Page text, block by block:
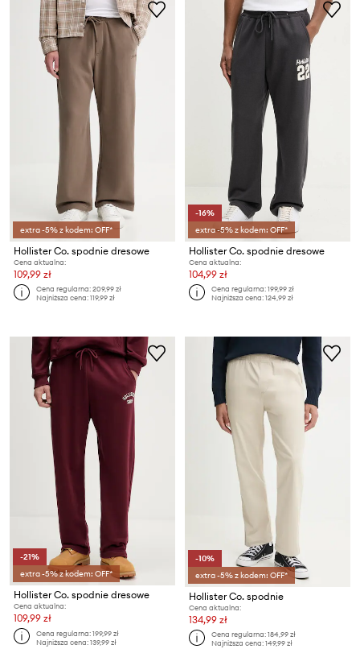
extra -5% z kodem: OFF*
Hollister Co. spodnie dresowe
Cena aktualna:
109,99 zł
Cena regularna:209,99 zł
Najniższa cena:119,99 zł
-16%
extra -5% z kodem: OFF*
Hollister Co. spodnie dresowe
Cena aktualna:
104,99 zł
Cena regularna:199,99 zł
Najniższa cena:124,99 zł
-21%
extra -5% z kodem: OFF*
Hollister Co. spodnie dresowe
Cena aktualna:
109,99 zł
Cena regularna:199,99 zł
Najniższa cena:139,99 zł
-10%
extra -5% z kodem: OFF*
Hollister Co. spodnie
Cena aktualna:
134,99 zł
Cena regularna:184,99 zł
Najniższa cena:149,99 zł